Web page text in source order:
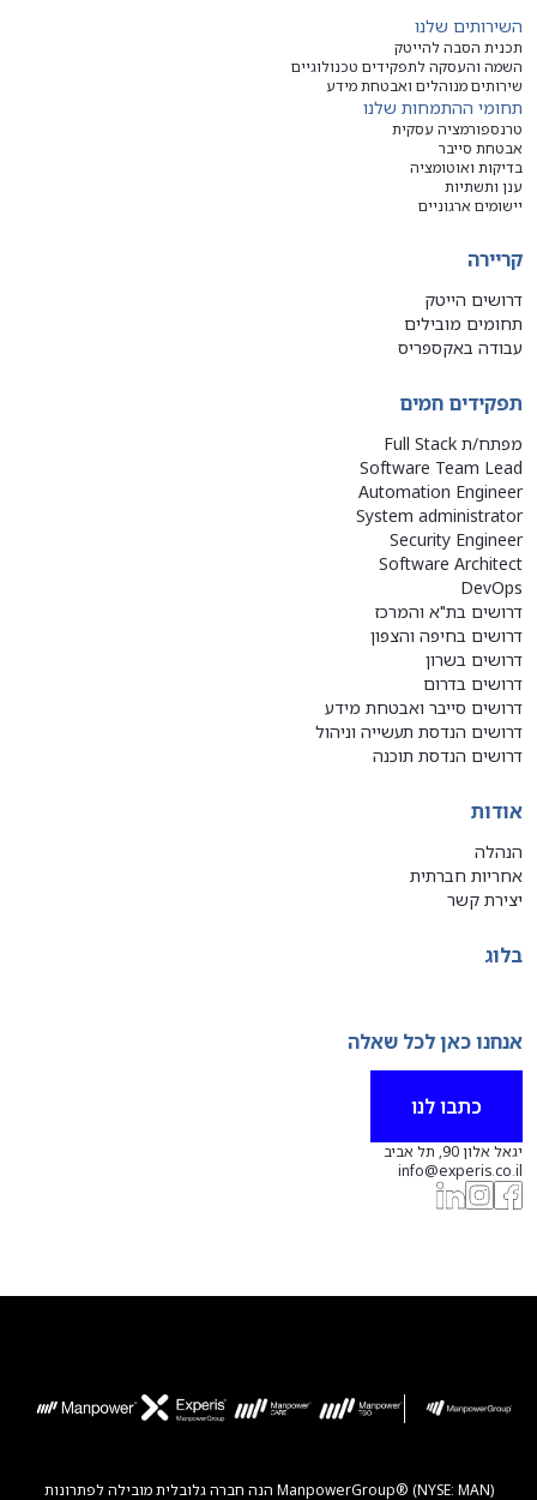
השירותים שלנו
תכנית הסבה להייטק
השמה והעסקה לתפקידים טכנולוגיים
שירותים מנוהלים ואבטחת מידע
תחומי ההתמחות שלנו
טרנספורמציה עסקית
אבטחת סייבר
בדיקות ואוטומציה
ענן ותשתיות
יישומים ארגוניים
קריירה
דרושים הייטק
תחומים מובילים
עבודה באקספריס
תפקידים חמים
מפתח/ת Full Stack
Software Team Lead
Automation Engineer
System administrator
Security Engineer
Software Architect
DevOps
דרושים בת"א והמרכז
דרושים בחיפה והצפון
דרושים בשרון
דרושים בדרום
דרושים סייבר ואבטחת מידע
דרושים הנדסת תעשייה וניהול
דרושים הנדסת תוכנה
אודות
הנהלה
אחריות חברתית
יצירת קשר
בלוג
אנחנו כאן לכל שאלה
כתבו לנו
יגאל אלון 90, תל אביב
info@experis.co.il
ManpowerGroup® (NYSE: MAN) הנה חברה גלובלית מובילה לפתרונות